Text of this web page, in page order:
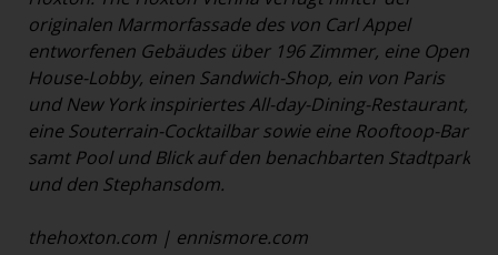
originalen Marmorfassade des von Carl Appel
entworfenen Gebäudes über 196 Zimmer, eine Open
House-Lobby, einen Sandwich-Shop, ein von Paris
und New York inspiriertes All-day-Dining-Restaurant,
eine Souterrain-Cocktailbar sowie eine Rooftoop-Bar
samt Pool und Blick auf den benachbarten Stadtpark
und den Stephansdom.
thehoxton.com | ennismore.com